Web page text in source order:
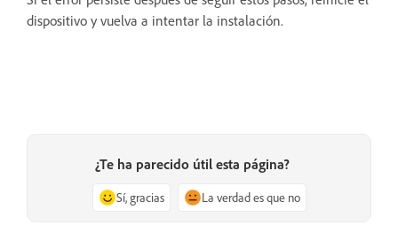
dispositivo y vuelva a intentar la instalación.
¿Te ha parecido útil esta página?
Sí, gracias La verdad es que no